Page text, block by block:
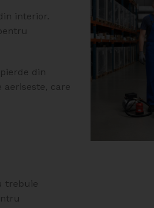
interior.
din
care
trebuie